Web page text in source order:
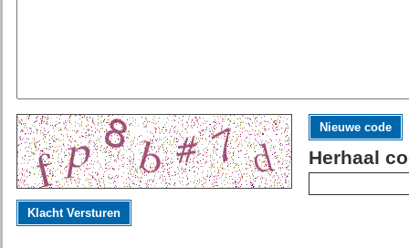
Nieuwe code
Herhaal
Klacht Versturen